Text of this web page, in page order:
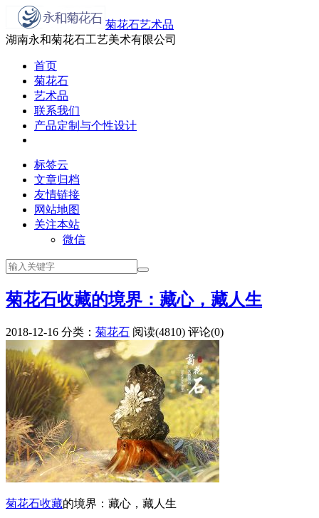
菊花石艺术品
湖南永和菊花石工艺美术有限公司
首页
菊花石
艺术品
联系我们
产品定制与个性设计
标签云
文章归档
友情链接
网站地图
关注本站
微信
菊花石收藏的境界：藏心，藏人生
2018-12-16 分类： 菊花石 阅读(4810) 评论(0)
菊花石收藏的境界：藏心，藏人生